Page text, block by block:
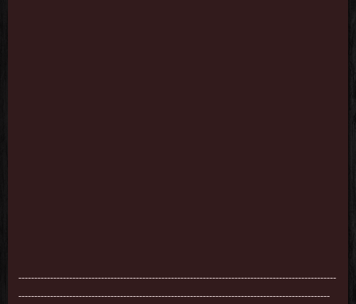
----------------------------------------------------------------------------------------------------
--------------------------------------------------------------------------------------------------